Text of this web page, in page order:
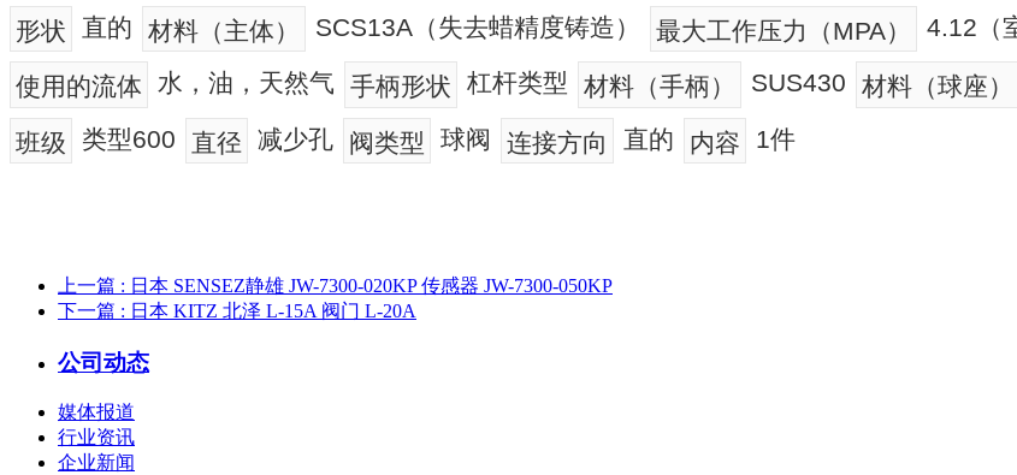
形状 直的 材料（主体） SCS13A（失去蜡精度铸造） 最大工作压力（MPA） 4.12（
使用的流体 水，油，天然气 手柄形状 杠杆类型 材料（手柄） SUS430 材料（球座）
班级 类型600 直径 减少孔 阀类型 球阀 连接方向 直的 内容 1件
上一篇 : 日本 SENSEZ静雄 JW-7300-020KP 传感器 JW-7300-050KP
下一篇 : 日本 KITZ 北泽 L-15A 阀门 L-20A
公司动态
媒体报道
行业资讯
企业新闻